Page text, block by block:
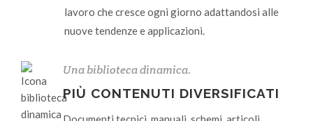
lavoro che cresce ogni giorno adattandosi alle
nuove tendenze e applicazioni.
Una biblioteca dinamica.
PIÙ CONTENUTI DIVERSIFICATI